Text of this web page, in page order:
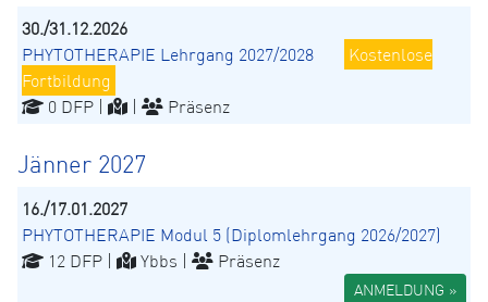
30./31.12.2026
PHYTOTHERAPIE Lehrgang 2027/2028
Kostenlose
Fortbildung
0 DFP |
Präsenz
Jänner 2027
16./17.01.2027
PHYTOTHERAPIE Modul 5 (Diplomlehrgang 2026/2027)
12 DFP |
Ybbs | Präsenz
ANMELDUNG »